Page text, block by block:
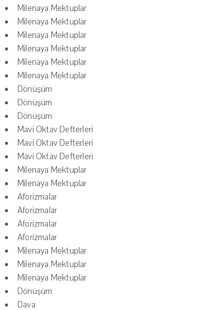
Milenaya Mektuplar
Milenaya Mektuplar
Milenaya Mektuplar
Milenaya Mektuplar
Milenaya Mektuplar
Milenaya Mektuplar
Dönüşüm
Dönüşüm
Dönüşüm
Mavi Oktav Defterleri
Mavi Oktav Defterleri
Mavi Oktav Defterleri
Milenaya Mektuplar
Milenaya Mektuplar
Aforizmalar
Aforizmalar
Aforizmalar
Aforizmalar
Milenaya Mektuplar
Milenaya Mektuplar
Milenaya Mektuplar
Dönüşüm
Dava